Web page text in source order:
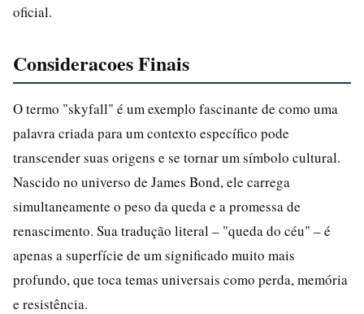
oficial.
Consideracoes Finais
O termo "skyfall" é um exemplo fascinante de como uma
palavra criada para um contexto específico pode
transcender suas origens e se tornar um símbolo cultural.
Nascido no universo de James Bond, ele carrega
simultaneamente o peso da queda e a promessa de
renascimento. Sua tradução literal – "queda do céu" – é
apenas a superfície de um significado muito mais
profundo, que toca temas universais como perda, memória
e resistência.